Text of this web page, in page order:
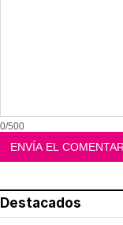
0/500
Destacados